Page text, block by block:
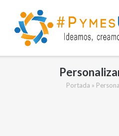
contenido
Portada »